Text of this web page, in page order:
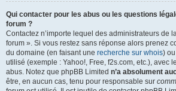
Qui contacter pour les abus ou les questions
forum ?
Contactez n’importe lequel des administrateurs de
forum ». Si vous restez sans réponse alors prenez
du domaine (en faisant une recherche sur whois)
utilisé (exemple : Yahoo!, Free, f2s.com, etc.), avec
abus. Notez que phpBB Limited n’a absolument
être, en aucun cas, tenu pour responsable sur